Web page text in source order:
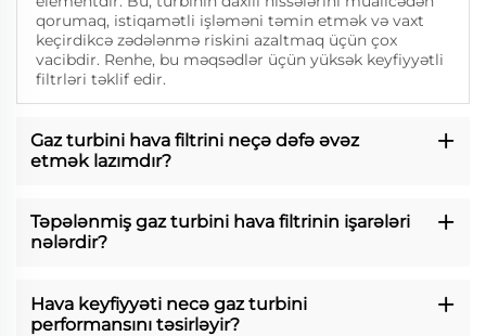
qorumaq, istiqamətli işləməni təmin etmək və vaxt
keçirdikcə zədələnmə riskini azaltmaq üçün çox
vacibdir. Renhe, bu məqsədlər üçün yüksək keyfiyyətli
filtrləri təklif edir.
Gaz turbini hava filtrini neçə dəfə əvəz
etmək lazımdır?
Təpələnmiş gaz turbini hava filtrinin işarələri
nələrdir?
Hava keyfiyyəti necə gaz turbini
performansını təsirləyir?